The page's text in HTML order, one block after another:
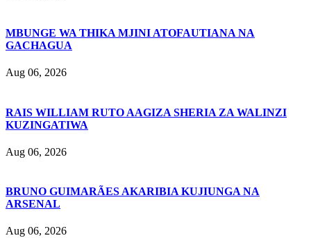
MBUNGE WA THIKA MJINI ATOFAUTIANA NA
GACHAGUA
Aug 06, 2026
RAIS WILLIAM RUTO AAGIZA SHERIA ZA WALINZI
KUZINGATIWA
Aug 06, 2026
BRUNO GUIMARÃES AKARIBIA KUJIUNGA NA
ARSENAL
Aug 06, 2026